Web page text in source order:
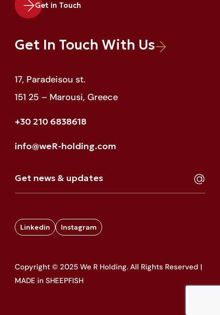
Get in Touch
Get In Touch With Us
17, Paradeisou st.
151 25 – Marousi, Greece
+30 210 6838618
info@weR-holding.com
Linkedin Instagram
Copyright © 2025 We R Holding. All Rights Reserved |
MADE in SHEEPFISH